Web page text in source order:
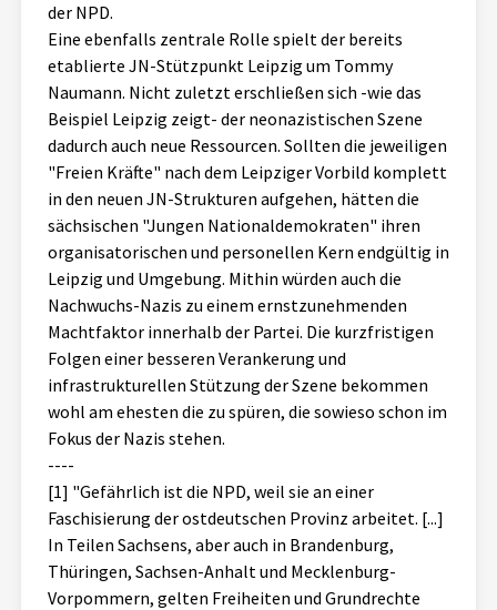
der NPD.
Eine ebenfalls zentrale Rolle spielt der bereits
etablierte JN-Stützpunkt Leipzig um Tommy
Naumann. Nicht zuletzt erschließen sich -wie das
Beispiel Leipzig zeigt- der neonazistischen Szene
dadurch auch neue Ressourcen. Sollten die jeweiligen
"Freien Kräfte" nach dem Leipziger Vorbild komplett
in den neuen JN-Strukturen aufgehen, hätten die
sächsischen "Jungen Nationaldemokraten" ihren
organisatorischen und personellen Kern endgültig in
Leipzig und Umgebung. Mithin würden auch die
Nachwuchs-Nazis zu einem ernstzunehmenden
Machtfaktor innerhalb der Partei. Die kurzfristigen
Folgen einer besseren Verankerung und
infrastrukturellen Stützung der Szene bekommen
wohl am ehesten die zu spüren, die sowieso schon im
Fokus der Nazis stehen.
----
[1] "Gefährlich ist die NPD, weil sie an einer
Faschisierung der ostdeutschen Provinz arbeitet. [...]
In Teilen Sachsens, aber auch in Brandenburg,
Thüringen, Sachsen-Anhalt und Mecklenburg-
Vorpommern, gelten Freiheiten und Grundrechte